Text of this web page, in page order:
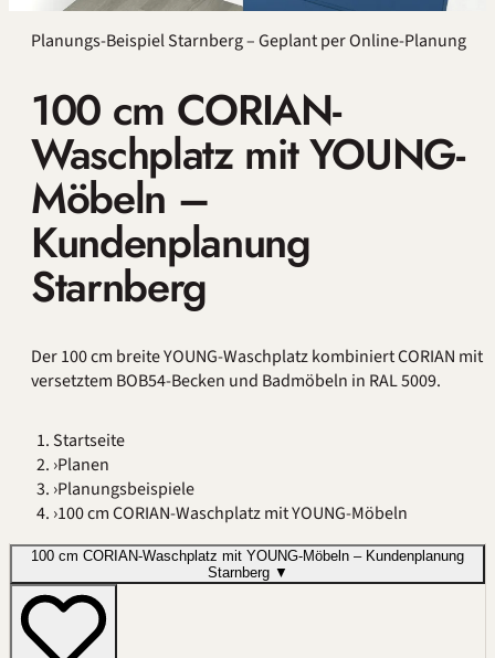
Planungs-Beispiel Starnberg – Geplant per Online-Planung
100 cm CORIAN-
Waschplatz mit YOUNG-
Möbeln –
Kundenplanung
Starnberg
Der 100 cm breite YOUNG-Waschplatz kombiniert CORIAN mit
versetztem BOB54-Becken und Badmöbeln in RAL 5009.
Startseite
›Planen
›Planungsbeispiele
›100 cm CORIAN-Waschplatz mit YOUNG-Möbeln
100 cm CORIAN-Waschplatz mit YOUNG-Möbeln – Kundenplanung
Starnberg ▼